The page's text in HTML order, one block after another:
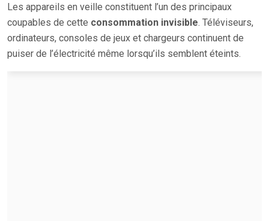
Les appareils en veille constituent l’un des principaux
coupables de cette consommation invisible. Téléviseurs,
ordinateurs, consoles de jeux et chargeurs continuent de
puiser de l’électricité même lorsqu’ils semblent éteints.